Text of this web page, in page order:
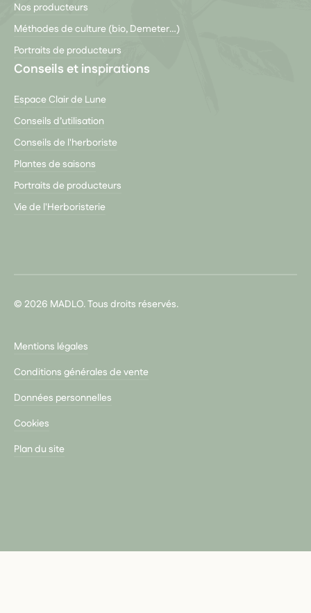
Nos producteurs
Méthodes de culture (bio, Demeter…)
Portraits de producteurs
Conseils et inspirations
Espace Clair de Lune
Conseils d’utilisation
Conseils de l'herboriste
Plantes de saisons
Portraits de producteurs
Vie de l'Herboristerie
© 2026 MADLO. Tous droits réservés.
Mentions légales
Conditions générales de vente
Données personnelles
Cookies
Plan du site